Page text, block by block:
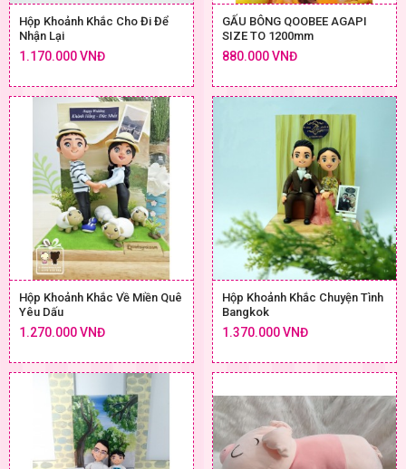
Hộp Khoảnh Khắc Cho Đi Để
Nhận Lại
1.170.000 VNĐ
GẤU BÔNG QOOBEE AGAPI
SIZE TO 1200mm
880.000 VNĐ
Hộp Khoảnh Khắc Về Miền Quê
Yêu Dấu
1.270.000 VNĐ
Hộp Khoảnh Khắc Chuyện Tình
Bangkok
1.370.000 VNĐ